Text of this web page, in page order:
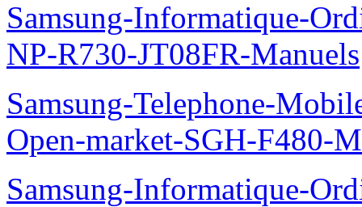
Samsung-Informatique-
NP-R730-JT08FR-Manuels
Samsung-Telephone-
Open-market-SGH-F480-
Samsung-Informatique-